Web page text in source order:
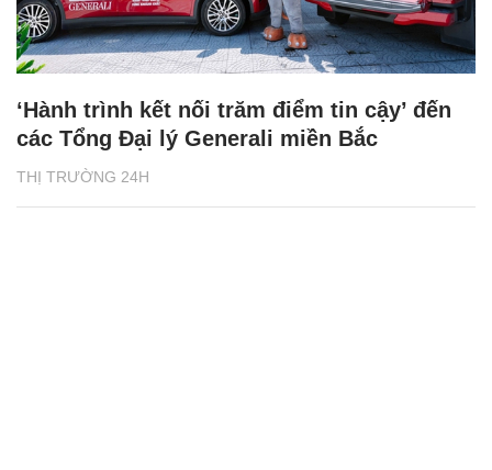
THỊ TRƯỜNG 24H
‘Hành trình kết nối trăm điểm tin cậy’ đến
các Tổng Đại lý Generali miền Bắc